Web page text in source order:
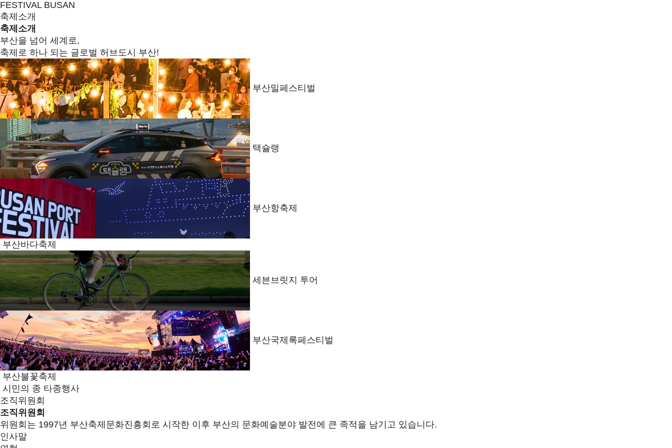
FESTIVAL BUSAN
축제소개
축제소개
부산을 넘어 세계로,
축제로 하나 되는 글로벌 허브도시 부산!
부산밀페스티벌
택슐랭
부산항축제
부산바다축제
세븐브릿지 투어
부산국제록페스티벌
부산불꽃축제
시민의 종 타종행사
조직위원회
조직위원회
위원회는 1997년 부산축제문화진흥회로 시작한 이후 부산의 문화예술분야 발전에 큰 족적을 남기고 있습니다.
인사말